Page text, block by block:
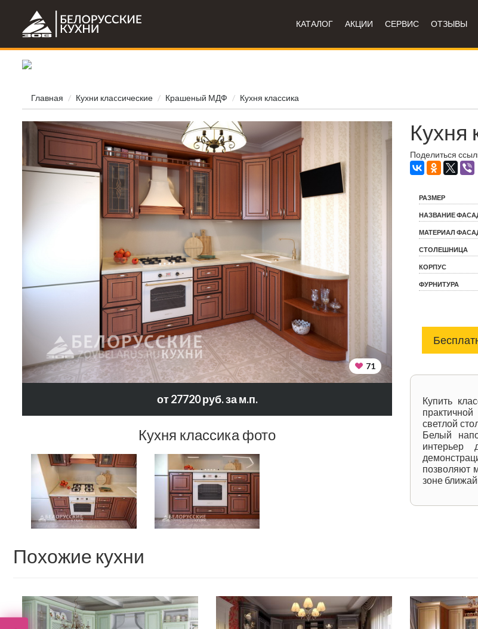
КАТАЛОГ АКЦИИ СЕРВИС ОТЗЫВЫ
Главная Кухни клаcсические Крашеный МДФ Кухня классика
71
от 27720 руб. за м.п.
Кухня классика фото
Кухня
Поделиться
РАЗМЕР
НАЗВАНИЕ
МАТЕРИАЛ
СТОЛЕШНИЦА
КОРПУС
ФУРНИТУРА
Купить
светлой
Белый
интерьер
позволяют
зоне
Похожие кухни